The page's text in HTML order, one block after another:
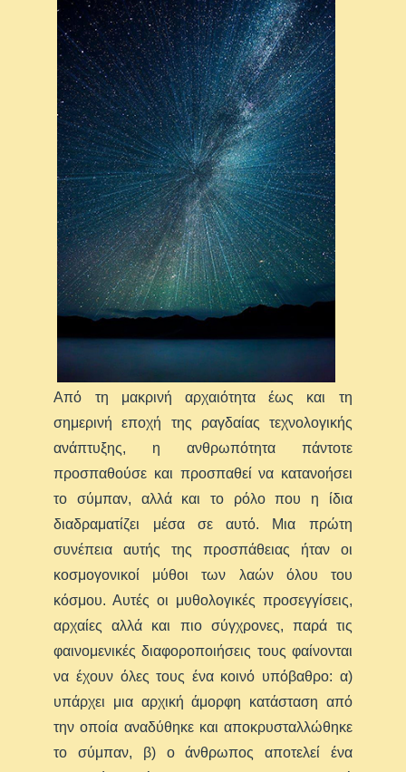
Από τη μακρινή αρχαιότητα έως και τη
σημερινή εποχή της ραγδαίας τεχνολογικής
ανάπτυξης, η ανθρωπότητα πάντοτε
προσπαθούσε και προσπαθεί να κατανοήσει
το σύμπαν, αλλά και το ρόλο που η ίδια
διαδραματίζει μέσα σε αυτό. Μια πρώτη
συνέπεια αυτής της προσπάθειας ήταν οι
κοσμογονικοί μύθοι των λαών όλου του
κόσμου. Αυτές οι μυθολογικές προσεγγίσεις,
αρχαίες αλλά και πιο σύγχρονες, παρά τις
φαινομενικές διαφοροποιήσεις τους φαίνονται
να έχουν όλες τους ένα κοινό υπόβαθρο: α)
υπάρχει μια αρχική άμορφη κατάσταση από
την οποία αναδύθηκε και αποκρυσταλλώθηκε
το σύμπαν, β) ο άνθρωπος αποτελεί ένα